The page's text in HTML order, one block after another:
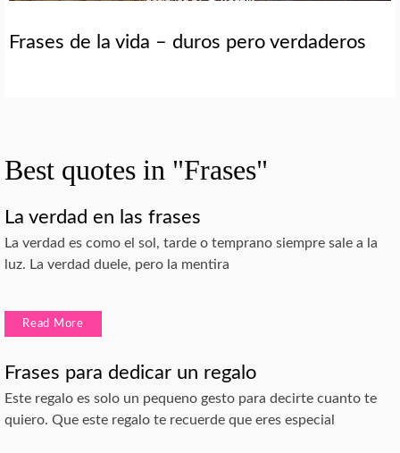
Frases de la vida – duros pero verdaderos
Best quotes in "Frases"
La verdad en las frases
La verdad es como el sol, tarde o temprano siempre sale a la
luz. La verdad duele, pero la mentira
Read More
Frases para dedicar un regalo
Este regalo es solo un pequeno gesto para decirte cuanto te
quiero. Que este regalo te recuerde que eres especial